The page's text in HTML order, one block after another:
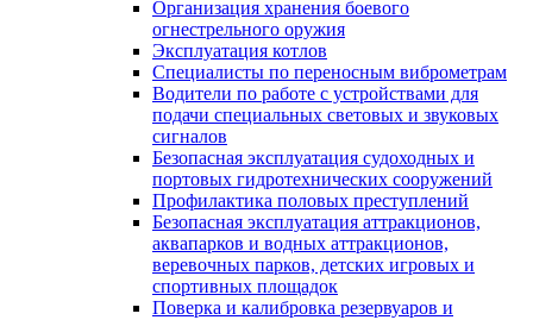
Организация хранения боевого
огнестрельного оружия
Эксплуатация котлов
Специалисты по переносным виброметрам
Водители по работе с устройствами для
подачи специальных световых и звуковых
сигналов
Безопасная эксплуатация судоходных и
портовых гидротехнических сооружений
Профилактика половых преступлений
Безопасная эксплуатация аттракционов,
аквапарков и водных аттракционов,
веревочных парков, детских игровых и
спортивных площадок
Поверка и калибровка резервуаров и